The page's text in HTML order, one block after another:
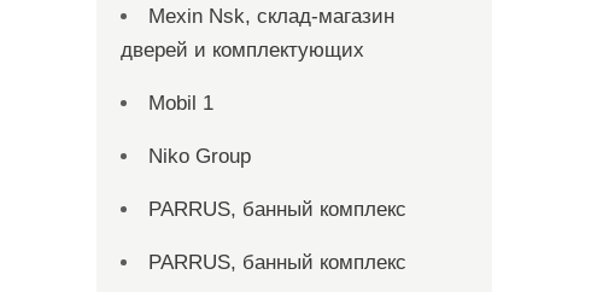
Mexin Nsk, склад-магазин
дверей и комплектующих
Mobil 1
Niko Group
PARRUS, банный комплекс
PARRUS, банный комплекс